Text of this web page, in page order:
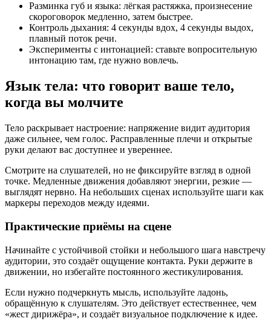
Разминка губ и языка: лёгкая растяжка, произнесение
скороговорок медленно, затем быстрее.
Контроль дыхания: 4 секунды вдох, 4 секунды выдох,
плавный поток речи.
Эксперименты с интонацией: ставьте вопросительную
интонацию там, где нужно вовлечь.
Язык тела: что говорит ваше тело,
когда вы молчите
Тело раскрывает настроение: напряжение видит аудитория
даже сильнее, чем голос. Расправленные плечи и открытые
руки делают вас доступнее и увереннее.
Смотрите на слушателей, но не фиксируйте взгляд в одной
точке. Медленные движения добавляют энергии, резкие —
выглядят нервно. На небольших сценах используйте шаги как
маркеры переходов между идеями.
Практические приёмы на сцене
Начинайте с устойчивой стойки и небольшого шага навстречу
аудитории, это создаёт ощущение контакта. Руки держите в
движении, но избегайте постоянного жестикулирования.
Если нужно подчеркнуть мысль, используйте ладонь,
обращённую к слушателям. Это действует естественнее, чем
«жест дирижёра», и создаёт визуальное подключение к идее.